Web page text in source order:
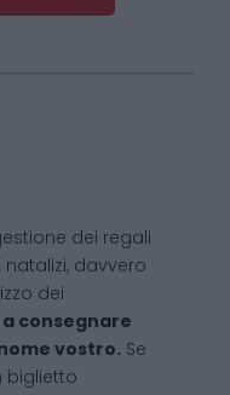
dei regali
davvero
dei
consegnare
vostro. Se
biglietto